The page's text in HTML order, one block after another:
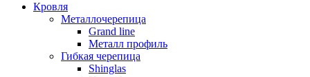
Кровля
Металлочерепица
Grand line
Металл профиль
Гибкая черепица
Shinglas